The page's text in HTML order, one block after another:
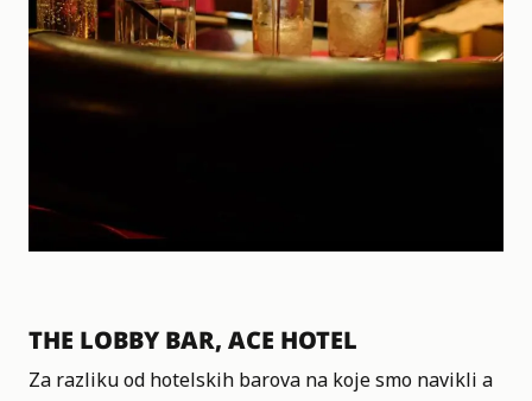
THE LOBBY BAR, ACE HOTEL
Za razliku od hotelskih barova na koje smo navikli a